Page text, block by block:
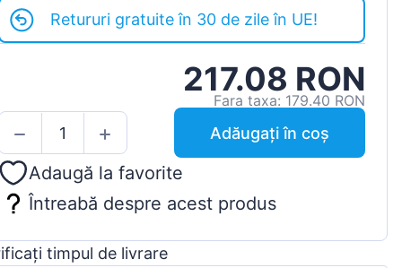
Retururi gratuite în 30 de zile în UE!
217.08 RON
Fara taxa: 179.40 RON
Adăugați în coș
Adaugă la favorite
Întreabă despre acest produs
timpul de livrare